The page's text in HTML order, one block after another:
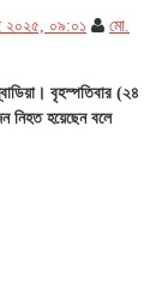
২০২৫, ০৯:০১
মো.
বৃহস্পতিবার (২৪
নিহত হয়েছেন বলে